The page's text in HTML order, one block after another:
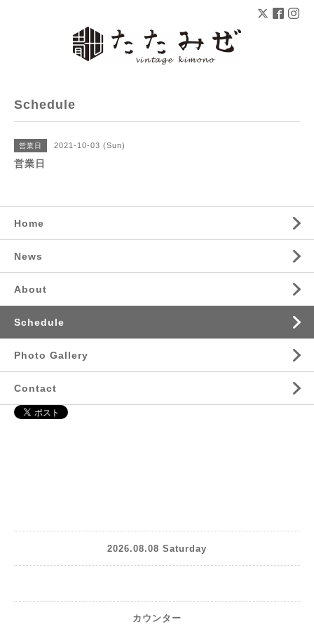
Schedule
営業日 2021-10-03 (Sun)
営業日
Home
News
About
Schedule
Photo Gallery
Contact
2026.08.08 Saturday
カウンター